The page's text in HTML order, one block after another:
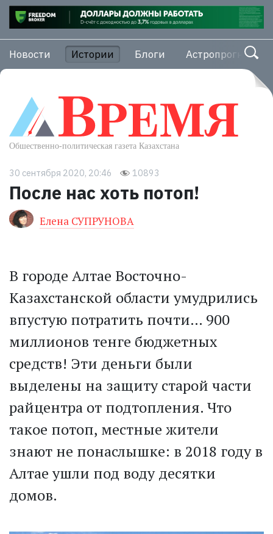
Новости Истории Блоги Астропрогноз
30 сентября 2020, 20:46 10893
После нас хоть потоп!
Елена СУПРУНОВА
В городе Алтае Восточно-
Казахстанской области умуд­рились
впустую потратить почти… 900
миллионов тенге бюджетных
средств! Эти деньги были
выделены на защиту старой части
райцентра от подтопления. Что
такое потоп, местные жители
знают не понаслышке: в 2018 году в
Алтае ушли под воду десятки
домов.